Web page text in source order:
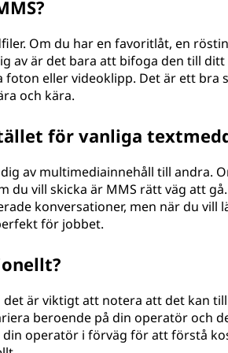
Om du har en favoritlåt, en
av är det bara att bifoga den till ditt
foton eller videoklipp. Det är ett bra
och kära.
för vanliga
av multimediainnehåll till andra.
du vill skicka är MMS rätt väg att
konversationer, men när du vill
för jobbet.
det är viktigt att notera att det kan
beroende på din operatör och
operatör i förväg för att förstå